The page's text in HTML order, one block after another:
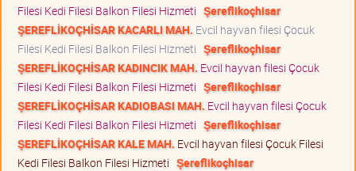
Filesi Kedi Filesi Balkon Filesi Hizmeti Şereflikoçhisar
ŞEREFLİKOÇHİSAR KACARLI MAH. Evcil hayvan filesi Çocuk
Filesi Kedi Filesi Balkon Filesi Hizmeti Şereflikoçhisar
ŞEREFLİKOÇHİSAR KADINCIK MAH. Evcil hayvan filesi Çocuk
Filesi Kedi Filesi Balkon Filesi Hizmeti Şereflikoçhisar
ŞEREFLİKOÇHİSAR KADIOBASI MAH. Evcil hayvan filesi Çocuk
Filesi Kedi Filesi Balkon Filesi Hizmeti Şereflikoçhisar
ŞEREFLİKOÇHİSAR KALE MAH. Evcil hayvan filesi Çocuk Filesi
Kedi Filesi Balkon Filesi Hizmeti Şereflikoçhisar